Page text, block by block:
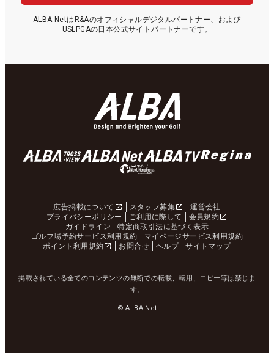
ALBA NetはR&Aのオフィシャルデジタルパートナー、および
USLPGAの日本公式サイトパートナーです。
広告掲載について スタッフ募集
運営会社
プライバシーポリシー
ご利用に際して
会員規約
ガイドライン
特定商取引法に基づく表示
ゴルフ場予約サービス利用規約
マイページサービス利用規約
ポイント利用規約
お問合せ ヘルプ サイトマップ
掲載されている全てのコンテンツの無断での転載、転用、コピー等は禁じま
す。
© ALBA Net